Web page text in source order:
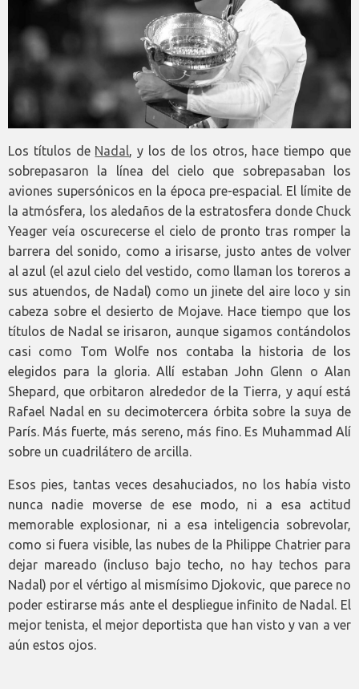
Los títulos de Nadal, y los de los otros, hace tiempo que
sobrepasaron la línea del cielo que sobrepasaban los
aviones supersónicos en la época pre-espacial. El límite de
la atmósfera, los aledaños de la estratosfera donde Chuck
Yeager veía oscurecerse el cielo de pronto tras romper la
barrera del sonido, como a irisarse, justo antes de volver
al azul (el azul cielo del vestido, como llaman los toreros a
sus atuendos, de Nadal) como un jinete del aire loco y sin
cabeza sobre el desierto de Mojave. Hace tiempo que los
títulos de Nadal se irisaron, aunque sigamos contándolos
casi como Tom Wolfe nos contaba la historia de los
elegidos para la gloria. Allí estaban John Glenn o Alan
Shepard, que orbitaron alrededor de la Tierra, y aquí está
Rafael Nadal en su decimotercera órbita sobre la suya de
París. Más fuerte, más sereno, más fino. Es Muhammad Alí
sobre un cuadrilátero de arcilla.
Esos pies, tantas veces desahuciados, no los había visto
nunca nadie moverse de ese modo, ni a esa actitud
memorable explosionar, ni a esa inteligencia sobrevolar,
como si fuera visible, las nubes de la Philippe Chatrier para
dejar mareado (incluso bajo techo, no hay techos para
Nadal) por el vértigo al mismísimo Djokovic, que parece no
poder estirarse más ante el despliegue infinito de Nadal. El
mejor tenista, el mejor deportista que han visto y van a ver
aún estos ojos.